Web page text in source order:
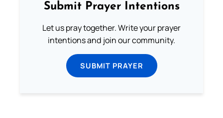
Submit Prayer Intentions
Let us pray together. Write your prayer
intentions and join our community.
SUBMIT PRAYER